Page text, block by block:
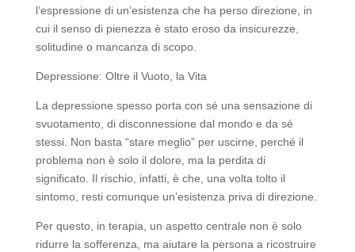
l’espressione di un’esistenza che ha perso direzione, in
cui il senso di pienezza è stato eroso da insicurezze,
solitudine o mancanza di scopo.
Depressione: Oltre il Vuoto, la Vita
La depressione spesso porta con sé una sensazione di
svuotamento, di disconnessione dal mondo e da sé
stessi. Non basta “stare meglio” per uscirne, perché il
problema non è solo il dolore, ma la perdita di
significato. Il rischio, infatti, è che, una volta tolto il
sintomo, resti comunque un’esistenza priva di direzione.
Per questo, in terapia, un aspetto centrale non è solo
ridurre la sofferenza, ma aiutare la persona a ricostruire